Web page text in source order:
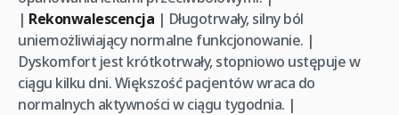
| Rekonwalescencja | Długotrwały, silny ból
uniemożliwiający normalne funkcjonowanie. |
Dyskomfort jest krótkotrwały, stopniowo ustępuje w
ciągu kilku dni. Większość pacjentów wraca do
normalnych aktywności w ciągu tygodnia. |